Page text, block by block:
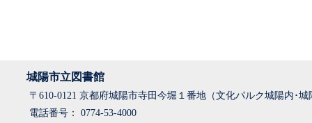
城陽市立図書館
〒610-0121 京都府城陽市寺田今堀１番地（文化パルク城陽内･
電話番号： 0774-53-4000